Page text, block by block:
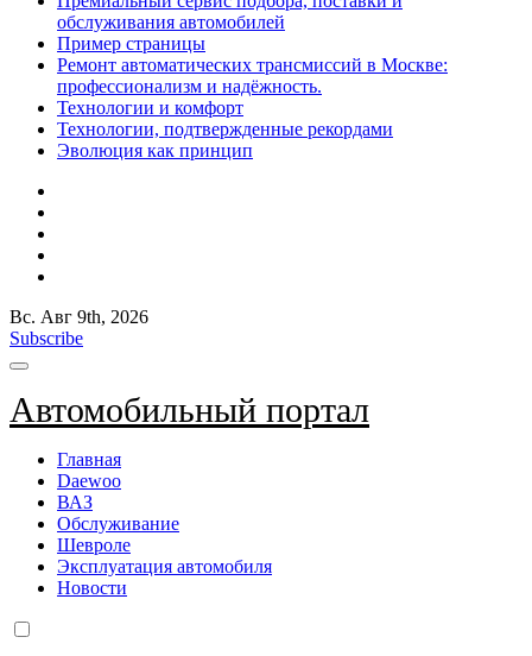
обслуживания автомобилей
Пример страницы
Ремонт автоматических трансмиссий в Москве:
профессионализм и надёжность.
Технологии и комфорт
Технологии, подтвержденные рекордами
Эволюция как принцип
Вс. Авг 9th, 2026
Subscribe
Автомобильный портал
Главная
Daewoo
ВАЗ
Обслуживание
Шевроле
Эксплуатация автомобиля
Новости